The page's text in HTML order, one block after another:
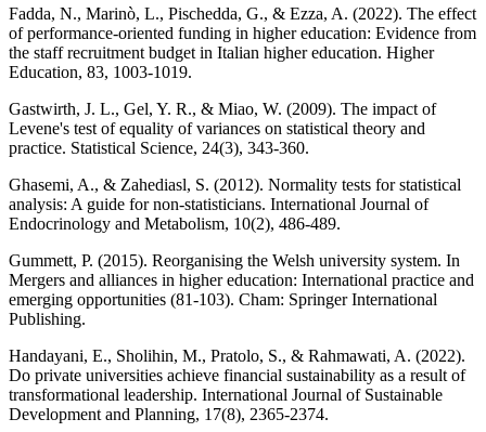
Fadda, N., Marinò, L., Pischedda, G., & Ezza, A. (2022). The effect
of performance-oriented funding in higher education: Evidence from
the staff recruitment budget in Italian higher education. Higher
Education, 83, 1003-1019.
Gastwirth, J. L., Gel, Y. R., & Miao, W. (2009). The impact of
Levene's test of equality of variances on statistical theory and
practice. Statistical Science, 24(3), 343-360.
Ghasemi, A., & Zahediasl, S. (2012). Normality tests for statistical
analysis: A guide for non-statisticians. International Journal of
Endocrinology and Metabolism, 10(2), 486-489.
Gummett, P. (2015). Reorganising the Welsh university system. In
Mergers and alliances in higher education: International practice and
emerging opportunities (81-103). Cham: Springer International
Publishing.
Handayani, E., Sholihin, M., Pratolo, S., & Rahmawati, A. (2022).
Do private universities achieve financial sustainability as a result of
transformational leadership. International Journal of Sustainable
Development and Planning, 17(8), 2365-2374.